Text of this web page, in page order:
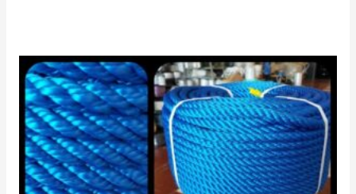
Rango
de
precios:
desde
39,00 €
hasta
130,00 €